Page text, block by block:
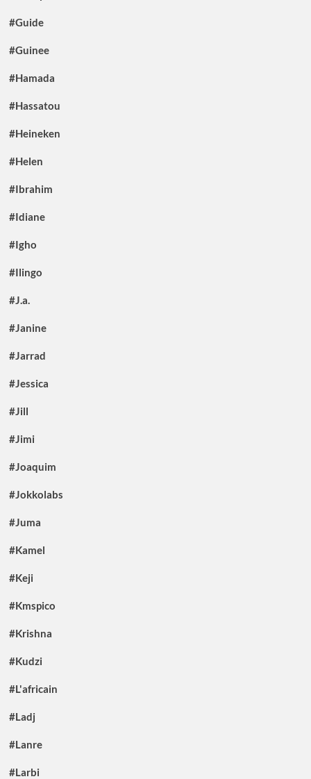
#Guide
#Guinee
#Hamada
#Hassatou
#Heineken
#Helen
#Ibrahim
#Idiane
#Igho
#Ilingo
#J.a.
#Janine
#Jarrad
#Jessica
#Jill
#Jimi
#Joaquim
#Jokkolabs
#Juma
#Kamel
#Keji
#Kmspico
#Krishna
#Kudzi
#L'africain
#Ladj
#Lanre
#Larbi